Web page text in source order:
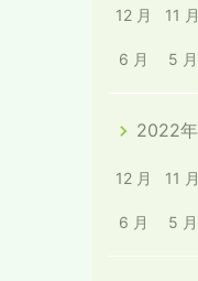
12 月 11 月
6 月 5 月
2022年
12 月 11 月
6 月 5 月